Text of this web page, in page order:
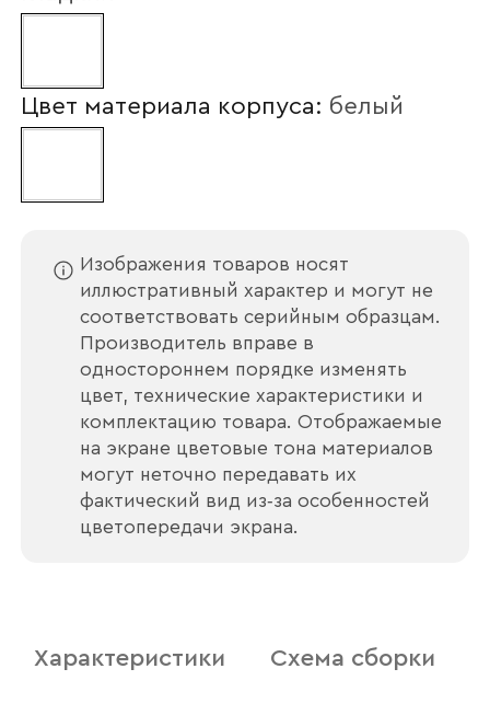
Цвет материала корпуса: белый
Изображения товаров носят
иллюстративный характер и могут не
соответствовать серийным образцам.
Производитель вправе в
одностороннем порядке изменять
цвет, технические характеристики и
комплектацию товара. Отображаемые
на экране цветовые тона материалов
могут неточно передавать их
фактический вид из‑за особенностей
цветопередачи экрана.
Характеристики Схема сборки
Ваше имя
Наименование организации